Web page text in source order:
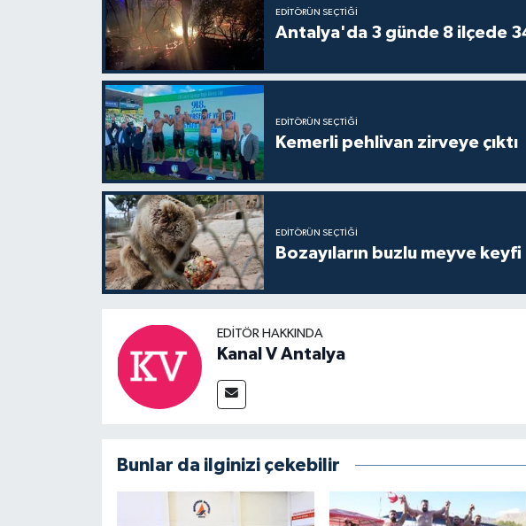
EDITÖRÜN SEÇTIĞI
Antalya'da 3 günde 8 ilçede 34
EDITÖRÜN SEÇTIĞI
Kemerli pehlivan zirveye çıktı
EDITÖRÜN SEÇTIĞI
Bozayıların buzlu meyve keyfi
EDITÖR HAKKINDA
Kanal V Antalya
Bunlar da ilginizi çekebilir